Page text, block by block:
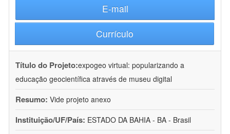
E-mail
Currículo
Título do Projeto:expogeo virtual: popularizando a
educação geocientífica através de museu digital
Resumo: Vide projeto anexo
Instituição/UF/País: ESTADO DA BAHIA - BA - Brasil